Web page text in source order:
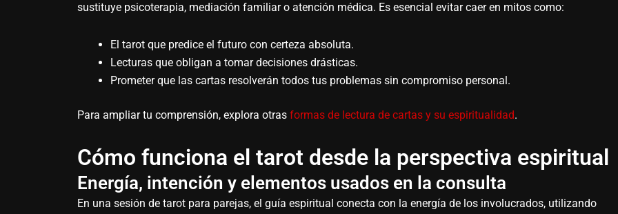
sustituye psicoterapia, mediación familiar o atención médica. Es esencial evitar caer en mitos como:
El tarot que predice el futuro con certeza absoluta.
Lecturas que obligan a tomar decisiones drásticas.
Prometer que las cartas resolverán todos tus problemas sin compromiso personal.
Para ampliar tu comprensión, explora otras formas de lectura de cartas y su espiritualidad.
Cómo funciona el tarot desde la perspectiva espiritual
Energía, intención y elementos usados en la consulta
En una sesión de tarot para parejas, el guía espiritual conecta con la energía de los involucrados, utilizando